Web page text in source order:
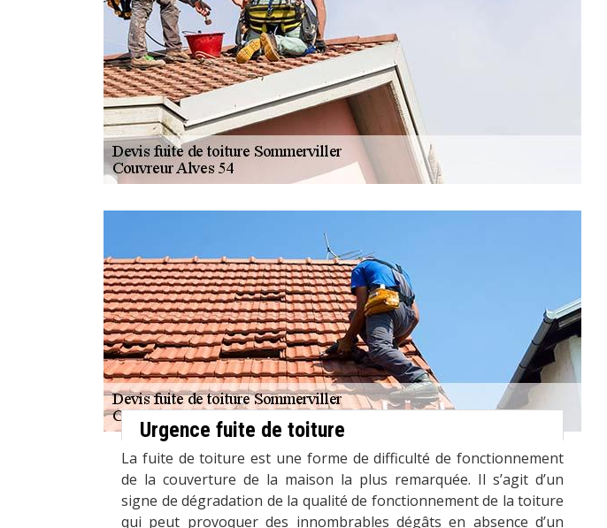
Urgence fuite de toiture
La fuite de toiture est une forme de difficulté de fonctionnement
de la couverture de la maison la plus remarquée. Il s’agit d’un
signe de dégradation de la qualité de fonctionnement de la toiture
qui peut provoquer des innombrables dégâts en absence d’un